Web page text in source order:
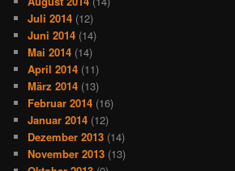
Juli 2014 (12)
Juni 2014 (14)
Mai 2014 (14)
April 2014 (11)
März 2014 (13)
Februar 2014 (16)
Januar 2014 (12)
Dezember 2013 (14)
November 2013 (13)